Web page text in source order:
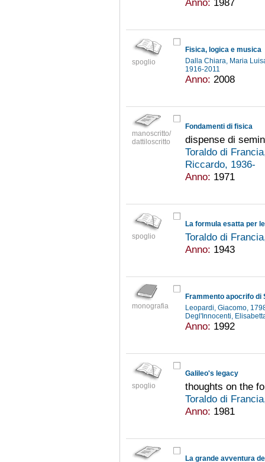
Anno: 1987
spoglio
Fisica, logica e musica
Dalla Chiara, Maria
1916-2011
Anno: 2008
manoscritto/
dattiloscritto
Fondamenti di fisica
dispense di
Toraldo di
Riccardo, 1936-
Anno: 1971
spoglio
La formula esatta per
Toraldo di
Anno: 1943
monografia
Frammento apocrifo di
Leopardi, Giacomo,
Degl'Innocenti,
Anno: 1992
spoglio
Galileo's legacy
thoughts on the
Toraldo di
Anno: 1981
La grande avventura